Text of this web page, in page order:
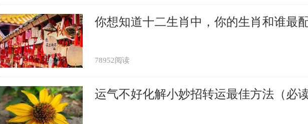
佩戴黄金手链
运会有明显的提升。黄金最明显的功效就是招财，能帮助
赚钱机会，同时也可以帮助他们聚集手中的财富不流失。
你想知道十二生肖中，你的生肖和谁最
78952阅读
运气不好化解小妙招转运最佳方法（必读